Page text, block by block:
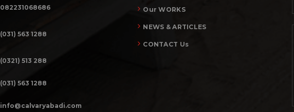
082231068686
(031) 563 1288
(0321) 513 288
(031) 563 1288
info@calvaryabadi.com
Our WORKS
NEWS & ARTICLES
CONTACT Us